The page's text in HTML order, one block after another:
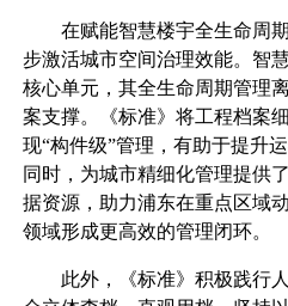
在赋能智慧楼宇全生命周
步激活城市空间治理效能。智
核心单元，其全生命周期管理
案支撑。《标准》将工程档案
现“构件级”管理，有助于提升
同时，为城市精细化管理提供
据资源，助力浦东在重点区域
领域形成更高效的管理闭环。
此外，《标准》积极践行